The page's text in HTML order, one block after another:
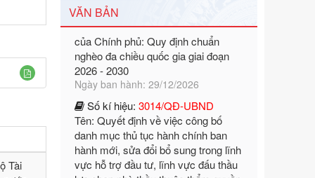
Tài
VĂN BẢN
nghèo đa chiều quốc gia giai đoạn
2026 - 2030
Ngày ban hành: 29/12/2026
Số kí hiệu:3014/QĐ-UBND
Tên: Quyết định về việc công bố
danh mục thủ tục hành chính ban
hành mới, sửa đổi bổ sung trong lĩnh
vực hỗ trợ đầu tư, lĩnh vực đấu thầu
lựa chọn nhà thầu thuộc thẩm quyền
giải quyết của Sở Tài chính và Ban
Quản lý Khu kinh tế Đông Nam